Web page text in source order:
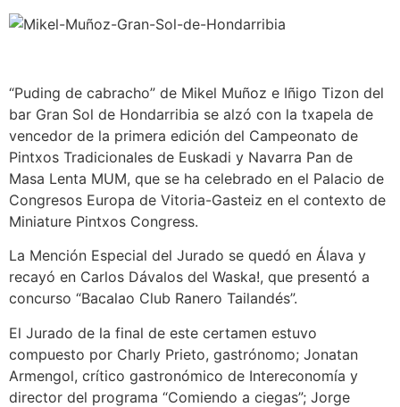
“Puding de cabracho” de Mikel Muñoz e Iñigo Tizon del
bar Gran Sol de Hondarribia se alzó con la txapela de
vencedor de la primera edición del Campeonato de
Pintxos Tradicionales de Euskadi y Navarra Pan de
Masa Lenta MUM, que se ha celebrado en el Palacio de
Congresos Europa de Vitoria-Gasteiz en el contexto de
Miniature Pintxos Congress.
La Mención Especial del Jurado se quedó en Álava y
recayó en Carlos Dávalos del Waska!, que presentó a
concurso “Bacalao Club Ranero Tailandés”.
El Jurado de la final de este certamen estuvo
compuesto por Charly Prieto, gastrónomo; Jonatan
Armengol, crítico gastronómico de Intereconomía y
director del programa “Comiendo a ciegas”; Jorge